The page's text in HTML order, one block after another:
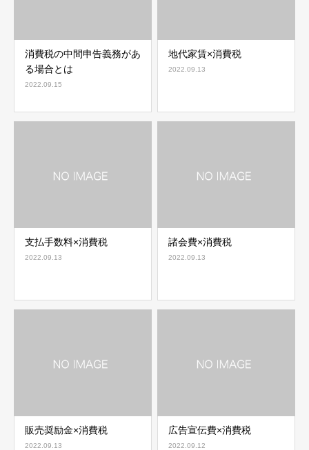
消費税の中間申告義務があ
る場合とは
2022.09.15
地代家賃×消費税
2022.09.13
支払手数料×消費税
2022.09.13
諸会費×消費税
2022.09.13
販売奨励金×消費税
2022.09.13
広告宣伝費×消費税
2022.09.12